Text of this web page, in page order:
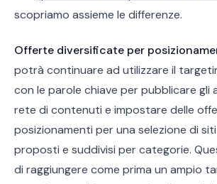
scopriamo assieme le differenze.
Offerte diversificate per
potrà continuare ad utilizzare il
con le parole chiave per pubblicare gli
rete di contenuti e impostare delle
posizionamenti per una selezione di
proposti e suddivisi per categorie.
di raggiungere come prima un ampio